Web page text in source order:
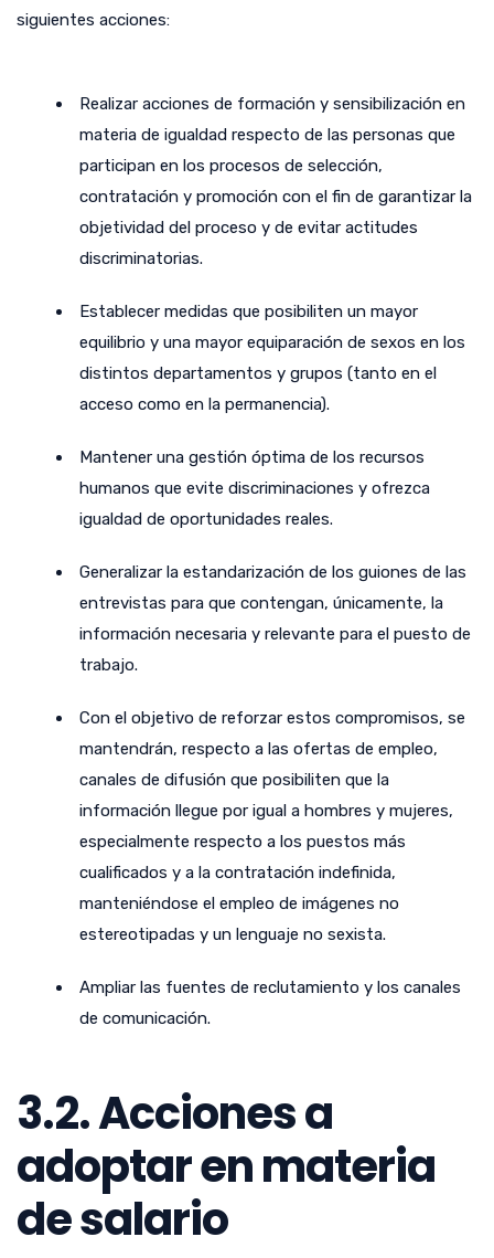
siguientes acciones:
Realizar acciones de formación y sensibilización en
materia de igualdad respecto de las personas que
participan en los procesos de selección,
contratación y promoción con el fin de garantizar la
objetividad del proceso y de evitar actitudes
discriminatorias.
Establecer medidas que posibiliten un mayor
equilibrio y una mayor equiparación de sexos en los
distintos departamentos y grupos (tanto en el
acceso como en la permanencia).
Mantener una gestión óptima de los recursos
humanos que evite discriminaciones y ofrezca
igualdad de oportunidades reales.
Generalizar la estandarización de los guiones de las
entrevistas para que contengan, únicamente, la
información necesaria y relevante para el puesto de
trabajo.
Con el objetivo de reforzar estos compromisos, se
mantendrán, respecto a las ofertas de empleo,
canales de difusión que posibiliten que la
información llegue por igual a hombres y mujeres,
especialmente respecto a los puestos más
cualificados y a la contratación indefinida,
manteniéndose el empleo de imágenes no
estereotipadas y un lenguaje no sexista.
Ampliar las fuentes de reclutamiento y los canales
de comunicación.
3.2. Acciones a
adoptar en materia
de salario